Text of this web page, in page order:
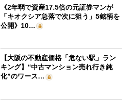
《2年弱で資産17.5倍の元証券マンが
「キオクシア急落で次に狙う」5銘柄を
公開》10…
【大阪の不動産価格「危ない駅」ラン
キング】“中古マンション売れ行き鈍
化”のワース…